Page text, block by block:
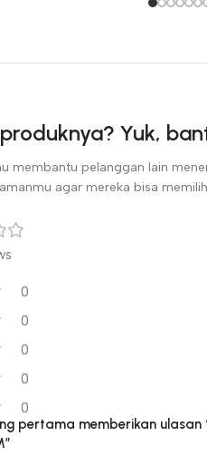
Yuk,
membantu pelanggan lain
agar mereka bisa
0
0
0
0
0
pertama memberikan ulasan